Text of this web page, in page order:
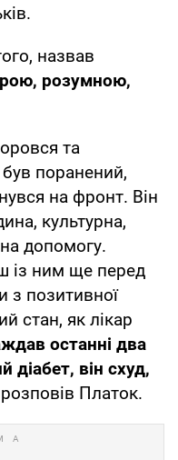
назвав
розумною,
та
поранений,
на фронт. Він
культурна,
допомогу.
із ним ще перед
з позитивної
стан, як лікар
останні два
діабет, він схуд,
Платок.